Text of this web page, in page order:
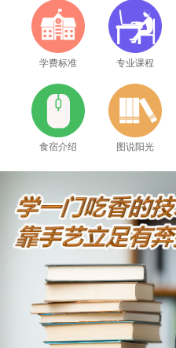
学费标准 专业课程
食宿介绍 图说阳光
2026年8月6号_陕西_王同学（
2026年8月6号_陕西_刘同学（
2026年8月6号_北京_田同学（
2026年8月6号_山东_江同学（
2026年8月6号_河北_潘同学（
2026年8月6号_山东_韩同学（
2026年8月6号_江西_张同学（